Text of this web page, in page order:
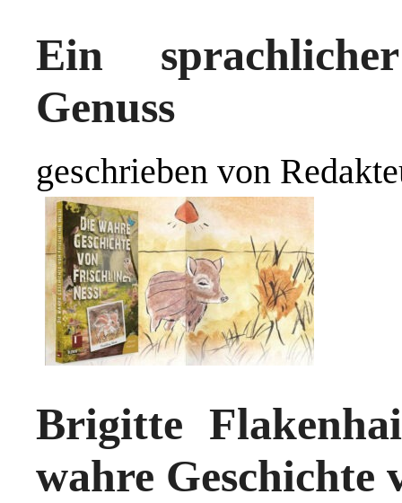
Ein
Genuss
geschrieben von
Brigitte
wahre Geschichte